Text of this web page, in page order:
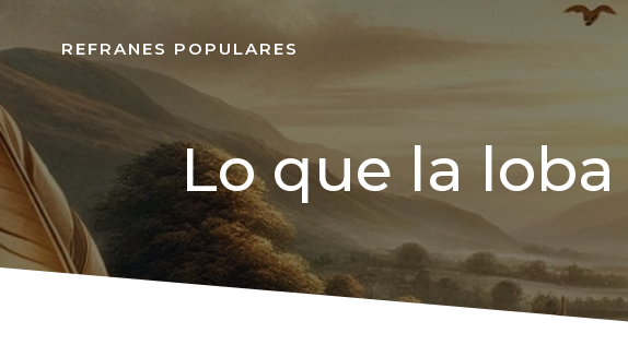
REFRANES POPULARES
Lo que la